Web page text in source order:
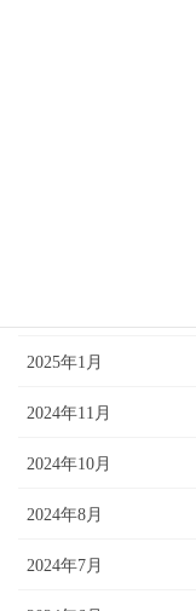
2025年1月
2024年11月
2024年10月
2024年8月
2024年7月